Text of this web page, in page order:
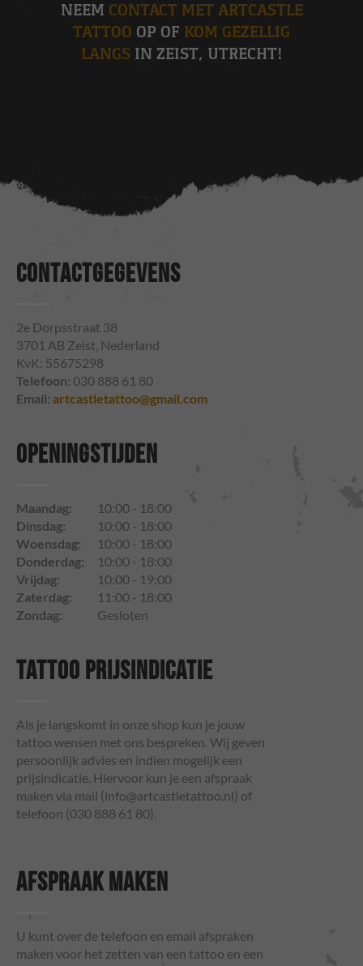
NEEM CONTACT MET ARTCASTLE
TATTOO OP OF KOM GEZELLIG
LANGS IN ZEIST, UTRECHT!
CONTACTGEGEVENS
2e Dorpsstraat 38
3701 AB Zeist, Nederland
KvK: 55675298
Telefoon: 030 888 61 80
Email: artcastletattoo@gmail.com
OPENINGSTIJDEN
Maandag:
10:00 - 18:00
Dinsdag:
10:00 - 18:00
Woensdag:
10:00 - 18:00
Donderdag:
10:00 - 18:00
Vrijdag:
10:00 - 19:00
Zaterdag:
11:00 - 18:00
Zondag:
Gesloten
TATTOO PRIJSINDICATIE
Als je langskomt in onze shop kun je jouw
tattoo wensen met ons bespreken. Wij geven
persoonlijk advies en indien mogelijk een
prijsindicatie. Hiervoor kun je een afspraak
maken via mail (info@artcastletattoo.nl) of
telefoon (030 888 61 80).
AFSPRAAK MAKEN
U kunt over de telefoon en email afspraken
maken voor het zetten van een tattoo en een